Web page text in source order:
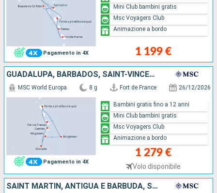
Pagamento in 4X 1 199 €
Mini Club bambini gratis
Msc Voyagers Club
Animazione a bordo
GUADALUPA, BARBADOS, SAINT-VINCENT E LE GRENADINE, GRENADA, SANTA LUCIA, MARTINICA
Pagamento in 4X
MSC World Europa 8 g Fort de France 26/12/2026
1 279 €
Volo disponibile
Bambini gratis fino a 12 anni
Mini Club bambini gratis
Msc Voyagers Club
Animazione a bordo
SAINT MARTIN, ANTIGUA E BARBUDA, SAN CRISTOFORO E NEVIS, DOMINICA, MARTINICA, GUADALUPA